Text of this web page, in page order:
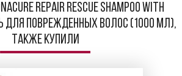
Repair Rescue Shampoo with
для поврежденных волос (1000 мл),
также купили